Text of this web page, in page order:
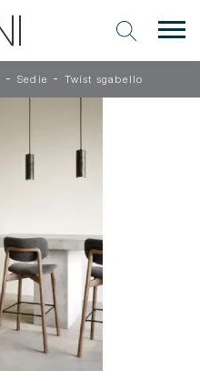
- Sedie - Twist sgabello